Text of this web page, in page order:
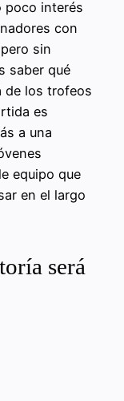
poco interés
con
sin
saber qué
de los trofeos
es
a una
equipo que
en el largo
será